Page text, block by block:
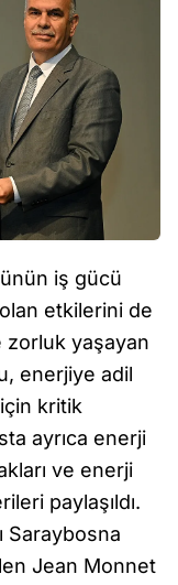
iş gücü
etkilerini de
yaşayan
enerjiye adil
kritik
ayrıca enerji
ve enerji
paylaşıldı.
Saraybosna
Jean Monnet